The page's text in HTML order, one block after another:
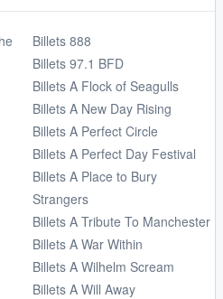
Billets 888
Billets 97.1 BFD
Billets A Flock of Seagulls
Billets A New Day Rising
Billets A Perfect Circle
Billets A Perfect Day Festival
Billets A Place to Bury
Strangers
Billets A Tribute To Manchester
Billets A War Within
Billets A Wilhelm Scream
Billets A Will Away